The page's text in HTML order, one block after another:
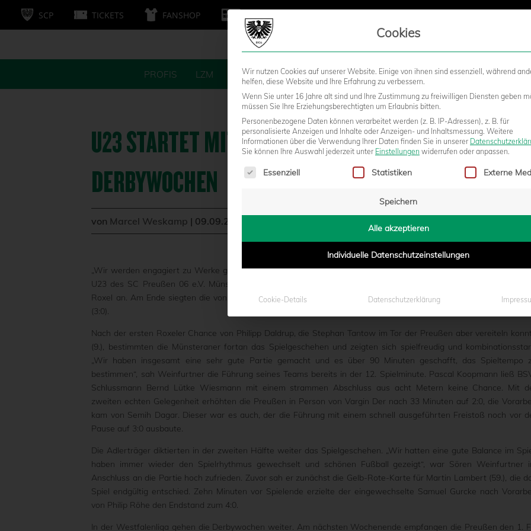
SCP TICKETS FANSHOP
PROFIS LZM FANS STADION BUSINESS KIDS
U23 STARTET MIT 4:0 GEGEN ROXEL IN DIE
DERBYWOCHEN
von Marcel Weskamp | 09.09.2013 - 14:16
„Wir werden engagiert zu Werke gehen und versuchen, das Derby für uns zu entscheiden.“ Mit diesem Ziel trat
U23 des SC Preußen 06 e.V. Münster am vergangenen Wochenende zum innerstädtischen Duell gegen den
Roxel an. Am Ende siegten die von Sören Weinfurtner und Dennis Schunke trainierten Adlerträger verdient mit
(3:0).
Nach der ersten Roxeler Chance von Philipp Daldrup, die Stephan Tantow im Tor der Preußen aber vereiteln
(9.), bestimmten die Münsteraner fortan das Spielgeschehen und zeigten sich spielfreudig und
„Wir haben insgesamt eine sehr gute Partie gemacht und es über 90 Minuten geschafft, das Spieltempo
bestimmen“, sah Weinfurtner die Führung seines Teams bereits in der 12. Spielminute. Pascal Koopmann ließ
Schlussmann Bernd Lütke Wiesmann mit einem strammen Abschluss aus acht Metern keine Chance. Mit
zweiten echten Gelegenheit erhöhten die Preußen in Person von Vargin Der nach 33 Minuten auf 2:0, die
kam von Semih Dagar. Dieser war es auch, der die Führung mit einem schnell ausgeführten Freistoß noch vor
Pause auf 3:0 ausbaute.
Die Adlerträger diktierten in der zweiten Hälfte weiter das Spielgeschehen. „Wir hatten eine gute Balance im
haben immer wieder den Spielrhythmus gewechselt und schönen Fußball gezeigt“, war Sören Weinfurtner
Anschluss an die Partie hoch zufrieden. Zuvor sah er zunächst die Gelb-Rote-Karte für Martin Lambert (59.), die
Spiel endgültig entschied. Zehn Minuten vor Spielende erzielte der eingewechselte Samuel Gurcke nach
von Philip Röhe den Endstand zum 4:0.
In der Westfalenliga gehen die Derbywochen weiter. Am nächsten Wochenende empfangen die Preußen den 1.
Cookies
Wir nutzen Cookies auf unserer Website. Einige von ihnen sind essenziell, während
helfen, diese Website und Ihre Erfahrung zu verbessern.
Wenn Sie unter 16 Jahre alt sind und Ihre Zustimmung zu freiwilligen Diensten geben
müssen Sie Ihre Erziehungsberechtigten um Erlaubnis bitten.
Personenbezogene Daten können verarbeitet werden (z. B. IP-Adressen), z. B. für
personalisierte Anzeigen und Inhalte oder Anzeigen- und Inhaltsmessung. Weitere
Informationen über die Verwendung Ihrer Daten finden Sie in unserer
Sie können Ihre Auswahl jederzeit unter Einstellungen widerrufen oder anpassen.
Es folgt eine Liste der Service-Gruppen, für die eine Einwilligung erteilt
Essenziell Statistiken Externe
Speichern
Alle akzeptieren
Individuelle Datenschutzeinstellungen
Cookie-Details Datenschutzerklärung